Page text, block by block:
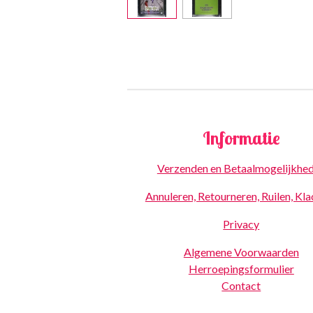
Informatie
Verzenden en
Annuleren, Retourneren, Ruilen,
Privacy
Algemene Voorwaarden
Herroepingsformulier
Contact